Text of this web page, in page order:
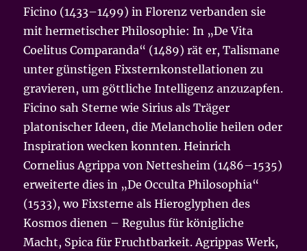
Ficino (1433–1499) in Florenz verbanden sie
mit hermetischer Philosophie: In „De Vita
Coelitus Comparanda“ (1489) rät er, Talismane
unter günstigen Fixsternkonstellationen zu
gravieren, um göttliche Intelligenz anzuzapfen.
Ficino sah Sterne wie Sirius als Träger
platonischer Ideen, die Melancholie heilen oder
Inspiration wecken konnten. Heinrich
Cornelius Agrippa von Nettesheim (1486–1535)
erweiterte dies in „De Occulta Philosophia“
(1533), wo Fixsterne als Hieroglyphen des
Kosmos dienen – Regulus für königliche
Macht, Spica für Fruchtbarkeit. Agrippas Werk,